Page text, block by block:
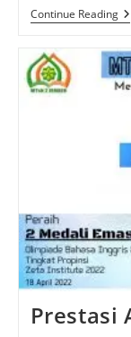
Continue Reading
Prestasi